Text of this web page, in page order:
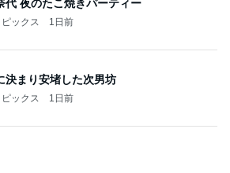
妻の土産はあわびや松茸
ックス 1日前